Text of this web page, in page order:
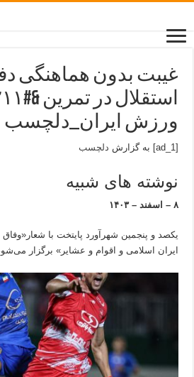
غیبت بدون هماهنگی
ورزش ایران_دلچسب
[ad_1] به گزارش دلچسب
نوشته های شبیه
۸ – اسفند – ۱۴۰۳
یکصد و پنجمین شهرآورد پایتخت با شعار«وفاق
ایران اسلامی و اقوام و عشایر» برگزار